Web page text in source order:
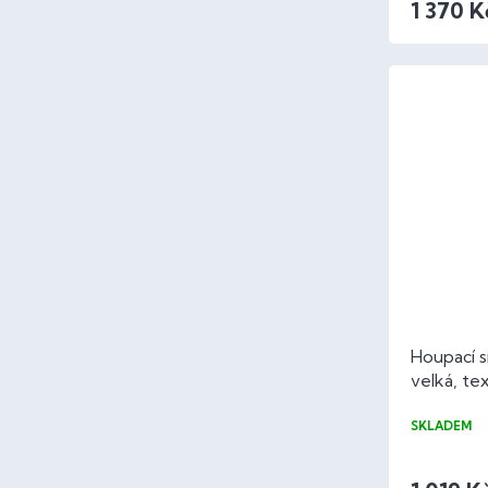
1 370
Houpací
velká,
SKLADEM